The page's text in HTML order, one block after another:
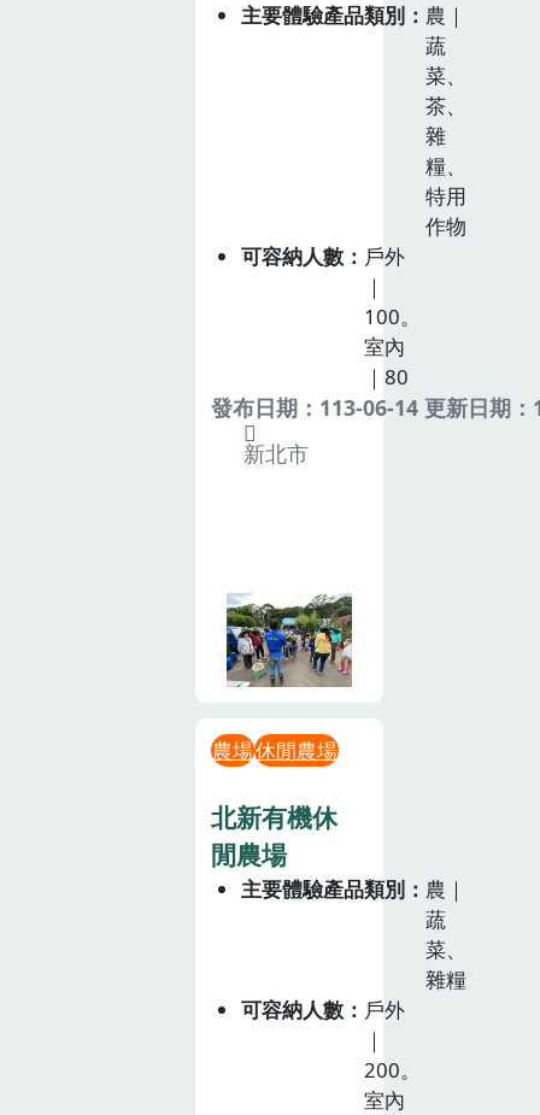
主要體驗產品類別
農｜
蔬
菜、
茶、
雜
糧、
特用
作物
可容納人數
戶外
｜
100。
室內
｜80
發布日期：113-06-14 更新日期
新北市
農場休閒農場
北新有機休
閒農場
主要體驗產品類別
農｜
蔬
菜、
雜糧
可容納人數
戶外
｜
200。
室內